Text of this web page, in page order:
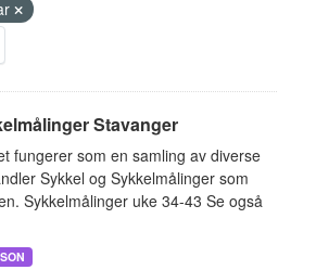
Stavanger
fungerer som en samling av diverse
Sykkel og Sykkelmålinger som
Sykkelmålinger uke 34-43 Se også